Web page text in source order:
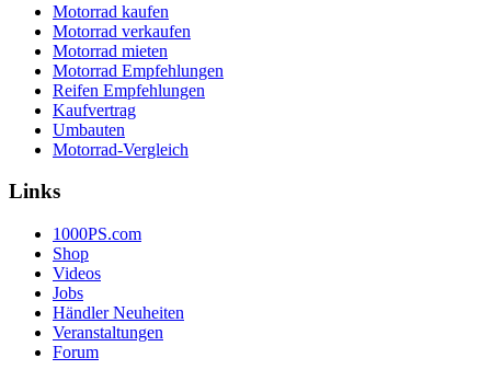
Motorrad kaufen
Motorrad verkaufen
Motorrad mieten
Motorrad Empfehlungen
Reifen Empfehlungen
Kaufvertrag
Umbauten
Motorrad-Vergleich
Links
1000PS.com
Shop
Videos
Jobs
Händler Neuheiten
Veranstaltungen
Forum